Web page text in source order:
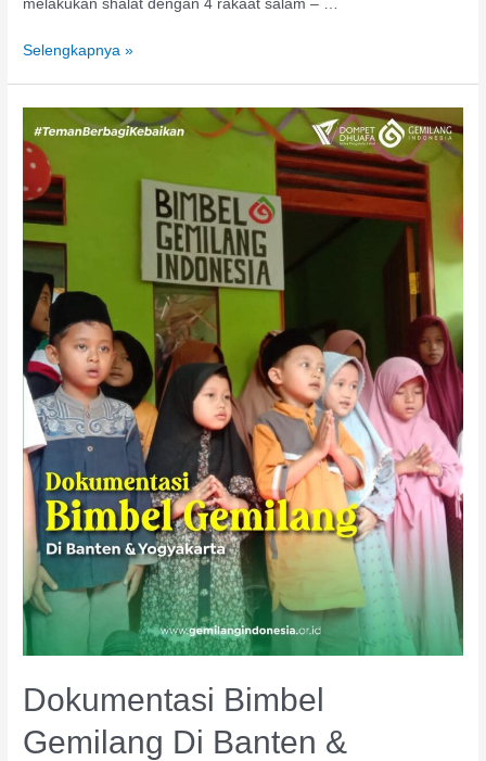
melakukan shalat dengan 4 rakaat salam – …
Selengkapnya »
Dokumentasi Bimbel
Gemilang Di Banten &